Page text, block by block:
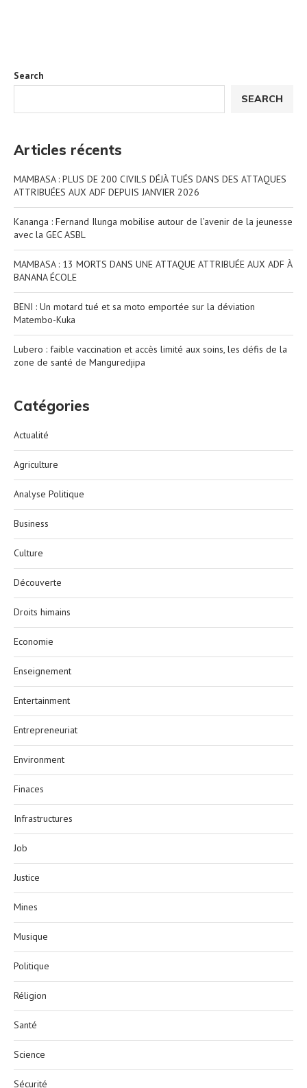
Search
SEARCH
Articles récents
MAMBASA : PLUS DE 200 CIVILS DÉJÀ TUÉS DANS DES ATTAQUES
ATTRIBUÉES AUX ADF DEPUIS JANVIER 2026
Kananga : Fernand Ilunga mobilise autour de l’avenir de la jeunesse
avec la GEC ASBL
MAMBASA : 13 MORTS DANS UNE ATTAQUE ATTRIBUÉE AUX ADF À
BANANA ÉCOLE
BENI : Un motard tué et sa moto emportée sur la déviation
Matembo-Kuka
Lubero : faible vaccination et accès limité aux soins, les défis de la
zone de santé de Manguredjipa
Catégories
Actualité
Agriculture
Analyse Politique
Business
Culture
Découverte
Droits himains
Economie
Enseignement
Entertainment
Entrepreneuriat
Environment
Finaces
Infrastructures
Job
Justice
Mines
Musique
Politique
Réligion
Santé
Science
Sécurité